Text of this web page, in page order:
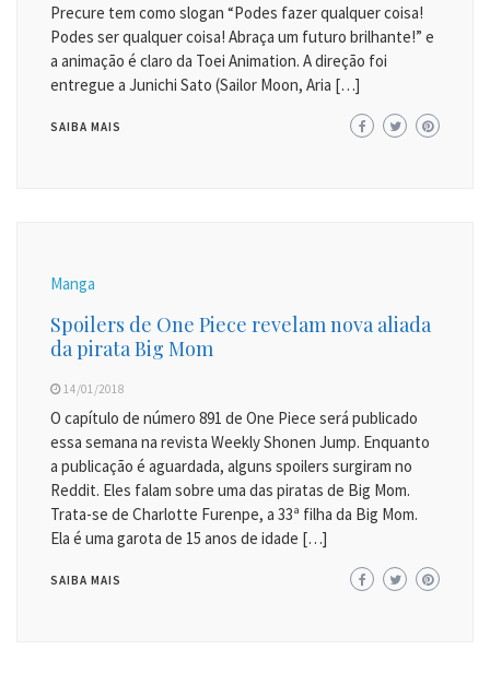
Precure tem como slogan “Podes fazer qualquer coisa!
Podes ser qualquer coisa! Abraça um futuro brilhante!” e
a animação é claro da Toei Animation. A direção foi
entregue a Junichi Sato (Sailor Moon, Aria […]
SAIBA MAIS
Manga
Spoilers de One Piece revelam nova aliada
da pirata Big Mom
14/01/2018
O capítulo de número 891 de One Piece será publicado
essa semana na revista Weekly Shonen Jump. Enquanto
a publicação é aguardada, alguns spoilers surgiram no
Reddit. Eles falam sobre uma das piratas de Big Mom.
Trata-se de Charlotte Furenpe, a 33ª filha da Big Mom.
Ela é uma garota de 15 anos de idade […]
SAIBA MAIS